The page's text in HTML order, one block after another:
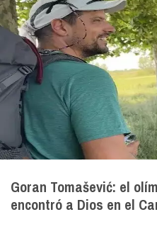
Goran Tomašević: el
encontró a Dios en el